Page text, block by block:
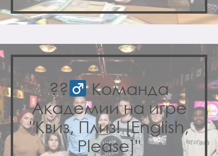
??‍
Команда
Академии на игре
"Квиз, Плиз! [English,
Please]"